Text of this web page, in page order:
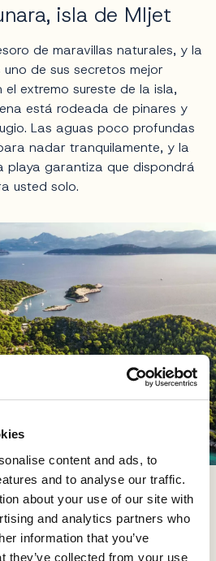
content and ads, to
and to analyse our traffic.
about your use of our site with
and analytics partners who
information that you’ve
they’ve collected from your use
isla de Mljet
de maravillas naturales, y la
de sus secretos mejor
extremo sureste de la isla,
está rodeada de pinares y
Las aguas poco profundas
nadar tranquilamente, y la
playa garantiza que dispondrá
usted solo.
isla de Korčula
de Bíli Bok, una pintoresca
deProizd, frente a la costa de